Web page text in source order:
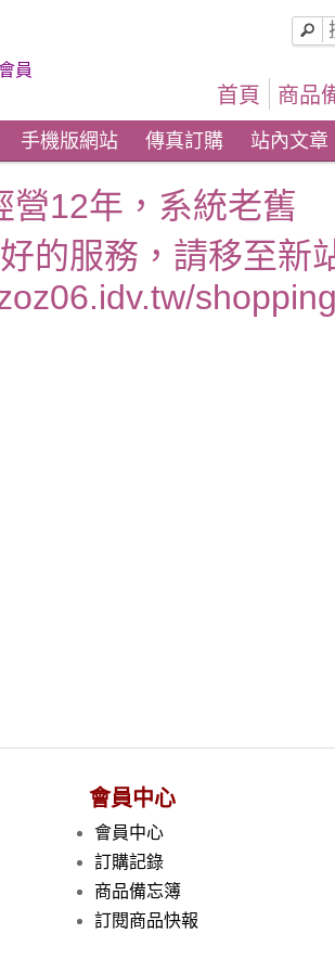
員
首頁 商品
手機版網站 傳真訂購 站內文章
營12年，系統老舊
的服務，請移至新
會員中心
會員中心
訂購記錄
商品備忘簿
訂閱商品快報